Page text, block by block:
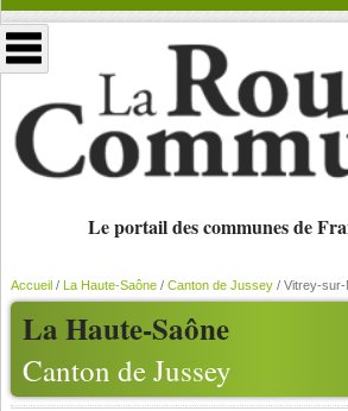
Le portail des communes de
La Haute-Saône
Canton de Jussey
Accueil/ La Haute-Saône/ Canton de Jussey/ Vitrey-sur-